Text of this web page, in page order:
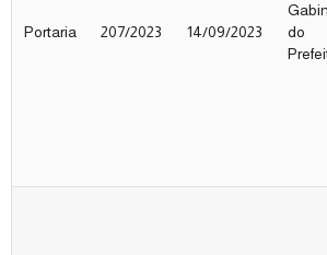
Portaria 207/2023 14/09/2023
do